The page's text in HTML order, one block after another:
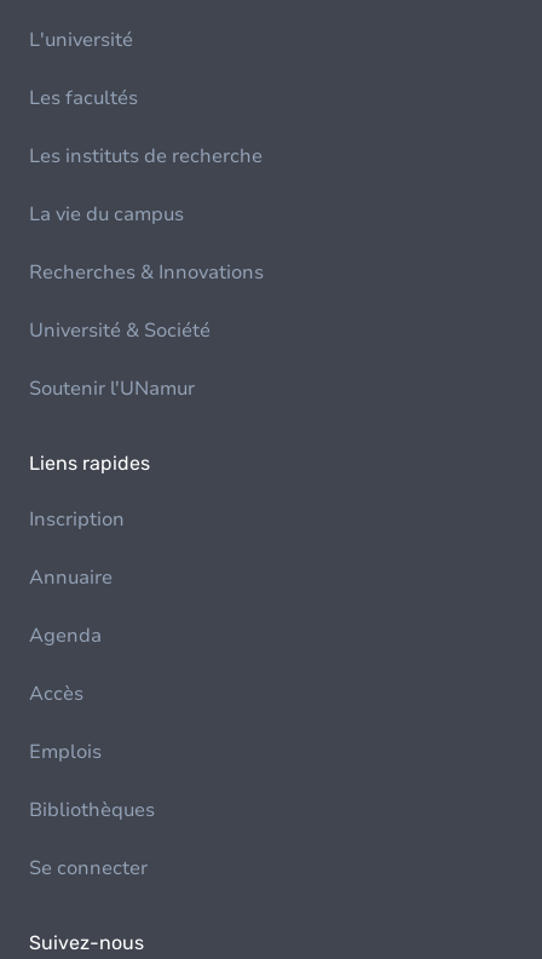
L'université
Les facultés
Les instituts de recherche
La vie du campus
Recherches & Innovations
Université & Société
Soutenir l'UNamur
Liens rapides
Inscription
Annuaire
Agenda
Accès
Emplois
Bibliothèques
Se connecter
Suivez-nous